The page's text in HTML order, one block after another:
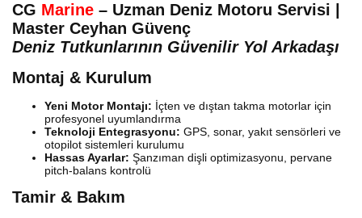
CG Marine – Uzman Deniz Motoru Servisi |
Master Ceyhan Güvenç
Deniz Tutkunlarının Güvenilir Yol Arkadaşı
Montaj & Kurulum
Yeni Motor Montajı: İçten ve dıştan takma motorlar için
profesyonel uyumlandırma
Teknoloji Entegrasyonu: GPS, sonar, yakıt sensörleri ve
otopilot sistemleri kurulumu
Hassas Ayarlar: Şanzıman dişli optimizasyonu, pervane
pitch-balans kontrolü
Tamir & Bakım